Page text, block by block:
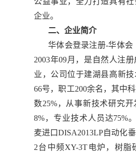
企业。
二、企业简介
华体会登录注册-华体会
2003年09月，是自然人注
业，公司位于建湖县高新
66号，职工200余名，其中
数25%，从事新技术研究
8%，专业技术人员达75%
麦进口DISA2013LP自动化
2台中频XY-3T电炉，树脂